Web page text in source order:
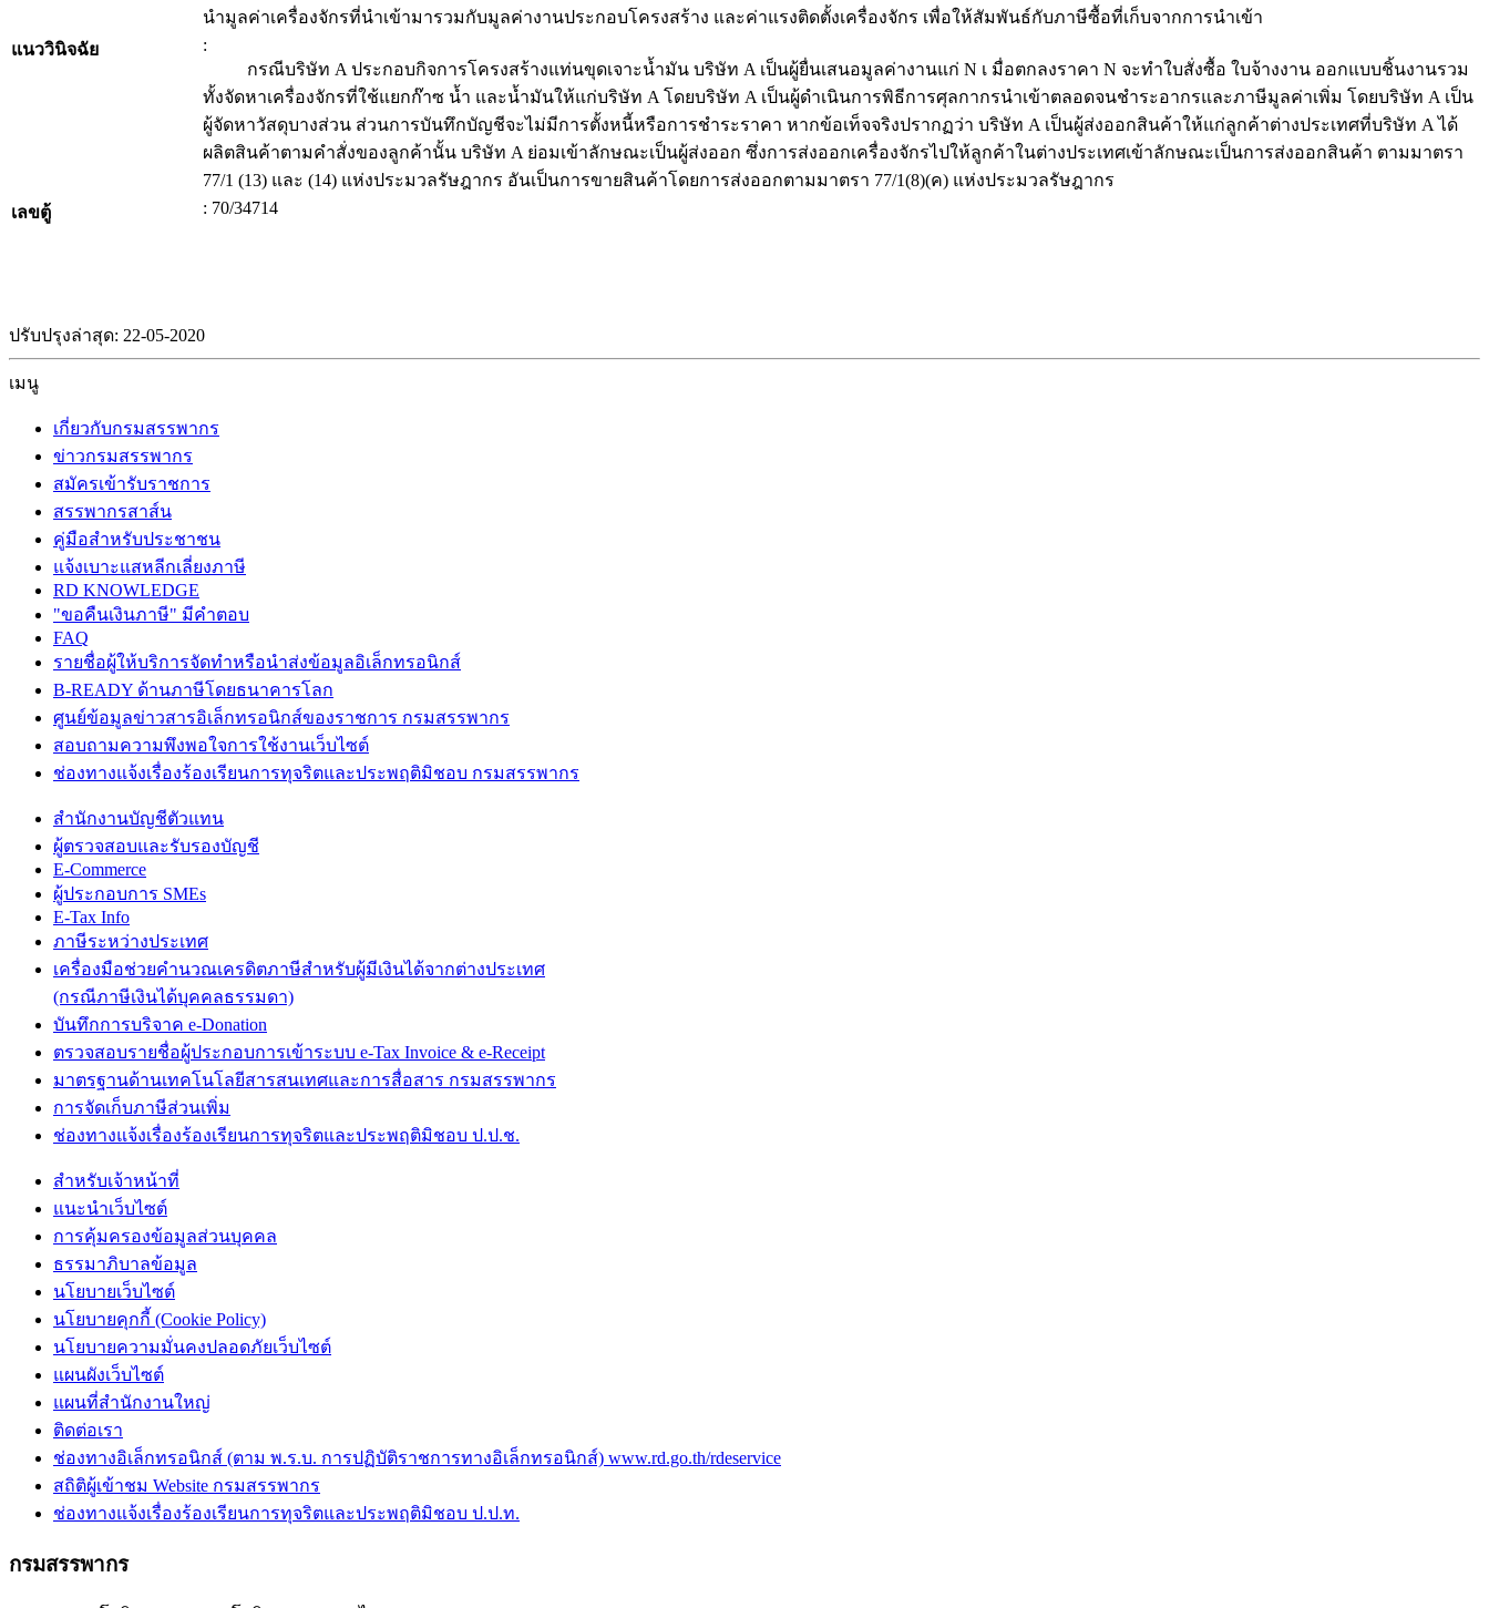
นำมูลค่าเครื่องจักรที่นำเข้ามารวมกับมูลค่างานประกอบโครงสร้าง และค่าแรงติดตั้งเครื่องจักร เพื่อให้สัมพันธ์กับภาษีซื้อที่เก็บจากการนำเข้า
แนววินิจฉัย
:
กรณีบริษัท A ประกอบกิจการโครงสร้างแท่นขุดเจาะน้ำมัน บริษัท A เป็นผู้ยื่นเสนอมูลค่างานแก่ N เ มื่อตกลงราคา N จะทำใบสั่งซื้อ ใบจ้างงาน ออกแบบชิ้นงานรวม
ทั้งจัดหาเครื่องจักรที่ใช้แยกก๊าซ น้ำ และน้ำมันให้แก่บริษัท A โดยบริษัท A เป็นผู้ดำเนินการพิธีการศุลกากรนำเข้าตลอดจนชำระอากรและภาษีมูลค่าเพิ่ม โดยบริษัท A เป็น
ผู้จัดหาวัสดุบางส่วน ส่วนการบันทึกบัญชีจะไม่มีการตั้งหนี้หรือการชำระราคา หากข้อเท็จจริงปรากฏว่า บริษัท A เป็นผู้ส่งออกสินค้าให้แก่ลูกค้าต่างประเทศที่บริษัท A ได้
ผลิตสินค้าตามคำสั่งของลูกค้านั้น บริษัท A ย่อมเข้าลักษณะเป็นผู้ส่งออก ซึ่งการส่งออกเครื่องจักรไปให้ลูกค้าในต่างประเทศเข้าลักษณะเป็นการส่งออกสินค้า ตามมาตรา
77/1 (13) และ (14) แห่งประมวลรัษฎากร อันเป็นการขายสินค้าโดยการส่งออกตามมาตรา 77/1(8)(ค) แห่งประมวลรัษฎากร
เลขตู้
: 70/34714
ปรับปรุงล่าสุด: 22-05-2020
เมนู
เกี่ยวกับกรมสรรพากร
ข่าวกรมสรรพากร
สมัครเข้ารับราชการ
สรรพากรสาส์น
คู่มือสำหรับประชาชน
แจ้งเบาะแสหลีกเลี่ยงภาษี
RD KNOWLEDGE
"ขอคืนเงินภาษี" มีคำตอบ
FAQ
รายชื่อผู้ให้บริการจัดทำหรือนำส่งข้อมูลอิเล็กทรอนิกส์
B-READY ด้านภาษีโดยธนาคารโลก
ศูนย์ข้อมูลข่าวสารอิเล็กทรอนิกส์ของราชการ กรมสรรพากร
สอบถามความพึงพอใจการใช้งานเว็บไซต์
ช่องทางแจ้งเรื่องร้องเรียนการทุจริตและประพฤติมิชอบ กรมสรรพากร
สำนักงานบัญชีตัวแทน
ผู้ตรวจสอบและรับรองบัญชี
E-Commerce
ผู้ประกอบการ SMEs
E-Tax Info
ภาษีระหว่างประเทศ
เครื่องมือช่วยคำนวณเครดิตภาษีสำหรับผู้มีเงินได้จากต่างประเทศ
(กรณีภาษีเงินได้บุคคลธรรมดา)
บันทึกการบริจาค e-Donation
ตรวจสอบรายชื่อผู้ประกอบการเข้าระบบ e-Tax Invoice & e-Receipt
มาตรฐานด้านเทคโนโลยีสารสนเทศและการสื่อสาร กรมสรรพากร
การจัดเก็บภาษีส่วนเพิ่ม
ช่องทางแจ้งเรื่องร้องเรียนการทุจริตและประพฤติมิชอบ ป.ป.ช.
สำหรับเจ้าหน้าที่
แนะนำเว็บไซต์
การคุ้มครองข้อมูลส่วนบุคคล
ธรรมาภิบาลข้อมูล
นโยบายเว็บไซต์
นโยบายคุกกี้ (Cookie Policy)
นโยบายความมั่นคงปลอดภัยเว็บไซต์
แผนผังเว็บไซต์
แผนที่สำนักงานใหญ่
ติดต่อเรา
ช่องทางอิเล็กทรอนิกส์ (ตาม พ.ร.บ. การปฏิบัติราชการทางอิเล็กทรอนิกส์) www.rd.go.th/rdeservice
สถิติผู้เข้าชม Website กรมสรรพากร
ช่องทางแจ้งเรื่องร้องเรียนการทุจริตและประพฤติมิชอบ ป.ป.ท.
กรมสรรพากร